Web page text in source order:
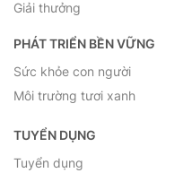
Giải thưởng
PHÁT TRIỂN BỀN VỮNG
Sức khỏe con người
Môi trường tươi xanh
TUYỂN DỤNG
Tuyển dụng